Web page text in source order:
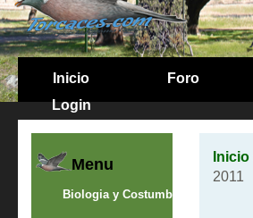
Inicio Foro
Login
Menu
Biologia y Costumbres
Inicio
2011